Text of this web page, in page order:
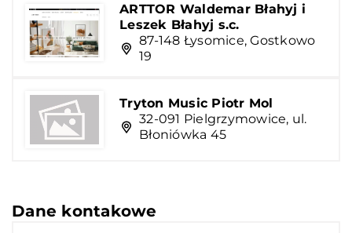
ARTTOR Waldemar Błahyj i
Leszek Błahyj s.c.
87-148 Łysomice, Gostkowo
19
Tryton Music Piotr Mol
32-091 Pielgrzymowice, ul.
Błoniówka 45
Dane kontakowe